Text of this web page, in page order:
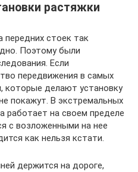
растяжки
передних стоек так
Поэтому были
Если
передвижения в самых
которые делают установку
покажут. В экстремальных
работает на своем пределе
с возложенными на нее
как нельзя кстати.
держится на дороге,